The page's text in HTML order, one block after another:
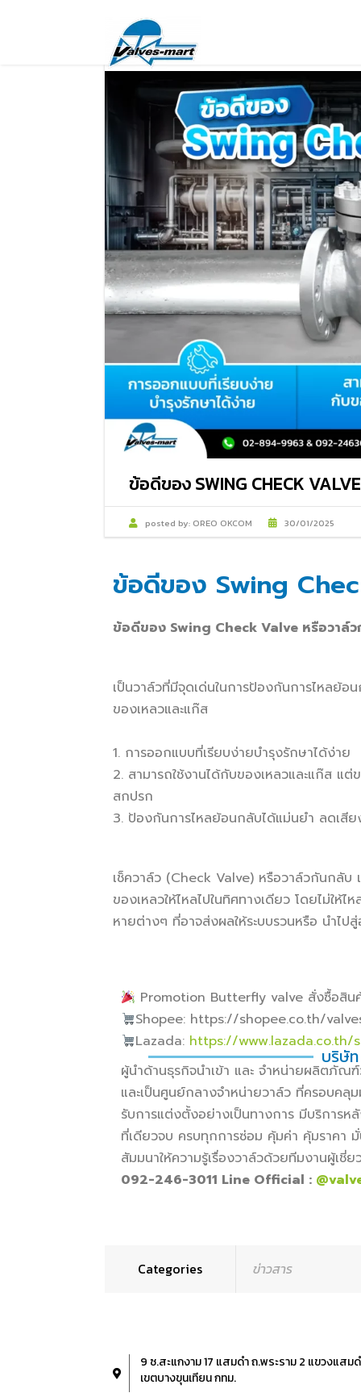
ข้อดีของ SWING CHECK
posted by: OREO OKCOM 30/01/2025
ข้อดีของ Swing
ข้อดีของ Swing Check Valve หรือวาล์
เป็นวาล์วที่มีจุดเด่นในการป้องกันการไหลย้อ
ของเหลวและแก๊ส
1. การออกแบบที่เรียบง่ายบำรุงรักษาได้ง่าย
2. สามารถใช้งานได้กับของเหลวและแก๊ส แ
สกปรก
3. ป้องกันการไหลย้อนกลับได้แม่นยำ ลดเสี
เช็ควาล์ว (Check Valve) หรือวาล์วกันกลับ
ของเหลวให้ไหลไปในทิศทางเดียว โดยไม่ให้
หายต่างๆ ที่อาจส่งผลให้ระบบรวนหรือ นำไ
Promotion Butterfly valve สั่งซื้อสิน
Shopee: https://shopee.co.th/
Lazada: https://www.lazada.co.th/
บริษั
ผู้นำด้านธุรกิจนำเข้า และ จำหน่ายผลิตภัณ
และเป็นศูนย์กลางจำหน่ายวาล์ว ที่ครอบคลุ
รับการแต่งตั้งอย่างเป็นทางการ มีบริการห
ที่เดียวจบ ครบทุกการซ่อม คุ้มค่า คุ้มราคา
สัมมนาให้ความรู้เรื่องวาล์วด้วยทีมงานผู้เชี่
092-246-3011 Line Official :
Categories ข่าวสาร
9 ซ.สะแกงาม 17 แสมดำ ถ.พระราม 2 แขวงแสม
เขตบางขุนเทียน กทม.